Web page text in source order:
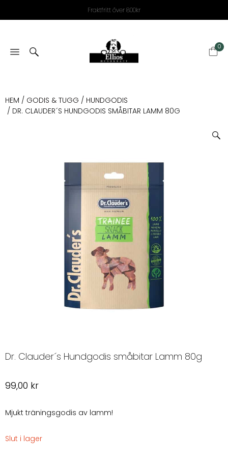
Fraktfritt över 800kr
0
HEM / GODIS & TUGG / HUNDGODIS
/ DR. CLAUDER´S HUNDGODIS SMÅBITAR LAMM 80G
Dr. Clauder´s Hundgodis småbitar Lamm 80g
99,00 kr
Mjukt träningsgodis av lamm!
Slut i lager